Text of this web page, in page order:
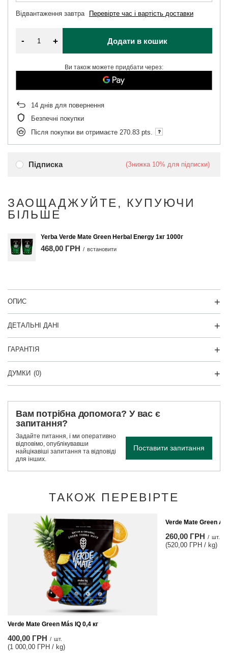
Підписка (Знижка 10% для підписки)
Відвантаження завтра Перевірте час і вартість доставки
- + Додати в кошик
Ви також можете придбати через:
14 днів для повернення
Безпечні покупки
Після покупки ви отримаєте 270.83 pts.
ЗАОЩАДЖУЙТЕ, КУПУЮЧИ
БІЛЬШЕ
Yerba Verde Mate Green Herbal Energy 1кг 1000г
468,00 ГРН / встановити
ОПИС
ДЕТАЛЬНІ ДАНІ
ГАРАНТІЯ
ДУМКИ (0)
Вам потрібна допомога? У вас є
запитання?
Задайте питання, і ми оперативно
відповімо, опублікувавши
найцікавіші запитання та відповіді
для інших.
Поставити запитання
ТАКОЖ ПЕРЕВІРТЕ
Verde Mate Green Más IQ 0,4 кг
400,00 ГРН / шт.
(1 000,00 ГРН / kg)
Verde Mate Green
260,00 ГРН / шт.
(520,00 ГРН / kg)